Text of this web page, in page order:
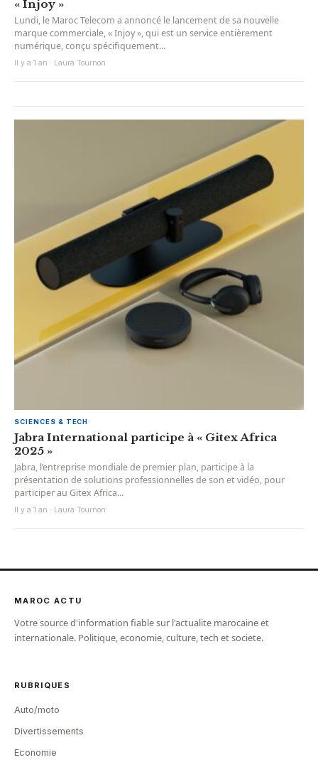
« Injoy »
Lundi, le Maroc Telecom a annoncé le lancement de sa nouvelle
marque commerciale, « Injoy », qui est un service entièrement
numérique, conçu spécifiquement...
Il y a 1 an · Laura Tournon
SCIENCES & TECH
Jabra International participe à « Gitex Africa
2025 »
Jabra, l’entreprise mondiale de premier plan, participe à la
présentation de solutions professionnelles de son et vidéo, pour
participer au Gitex Africa...
Il y a 1 an · Laura Tournon
MAROC ACTU
Votre source d'information fiable sur l'actualite marocaine et
internationale. Politique, economie, culture, tech et societe.
RUBRIQUES
Auto/moto
Divertissements
Economie